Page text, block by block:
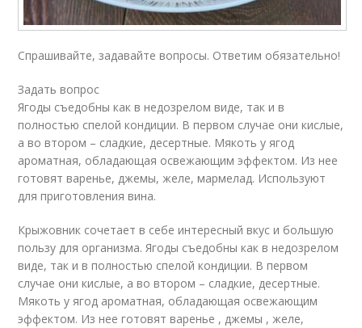
Спрашивайте, задавайте вопросы. Ответим обязательно!
Задать вопрос
Ягоды съедобны как в недозрелом виде, так и в
полностью спелой кондиции. В первом случае они кислые,
а во втором – сладкие, десертные. Мякоть у ягод
ароматная, обладающая освежающим эффектом. Из нее
готовят варенье, джемы, желе, мармелад. Используют
для приготовления вина.
Крыжовник сочетает в себе интересный вкус и большую
пользу для организма. Ягоды съедобны как в недозрелом
виде, так и в полностью спелой кондиции. В первом
случае они кислые, а во втором – сладкие, десертные.
Мякоть у ягод ароматная, обладающая освежающим
эффектом. Из нее готовят варенье , джемы , желе,